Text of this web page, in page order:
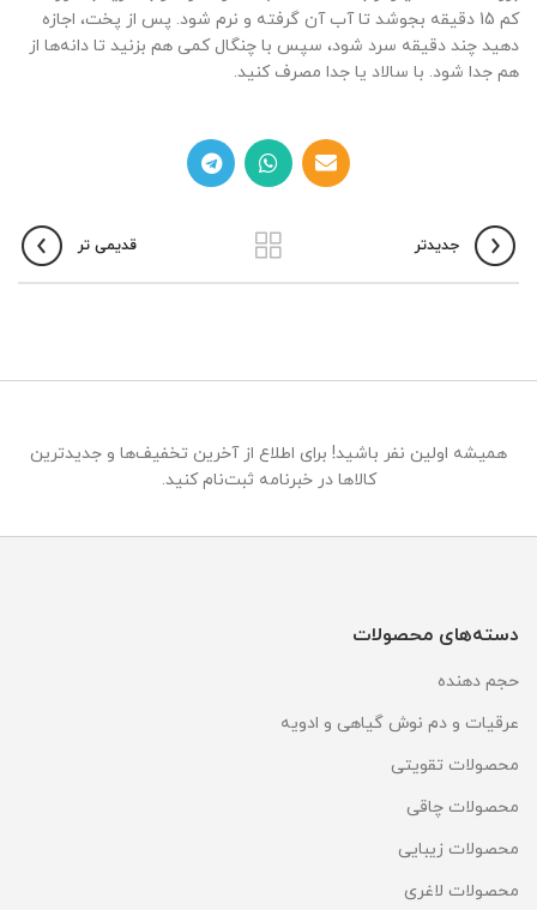
کم 15 دقیقه بجوشد تا آب آن گرفته و نرم شود. پس از پخت، اجازه
دهید چند دقیقه سرد شود، سپس با چنگال کمی هم بزنید تا دانه‌ها از
هم جدا شود. با سالاد یا جدا مصرف کنید.
جدیدتر قدیمی تر
همیشه اولین نفر باشید! برای اطلاع از آخرین تخفیف‌ها و جدیدترین
کالاها در خبرنامه ثبت‌نام کنید.
دسته‌های محصولات
حجم دهنده
عرقیات و دم نوش گیاهی و ادویه
محصولات تقویتی
محصولات چاقی
محصولات زیبایی
محصولات لاغری